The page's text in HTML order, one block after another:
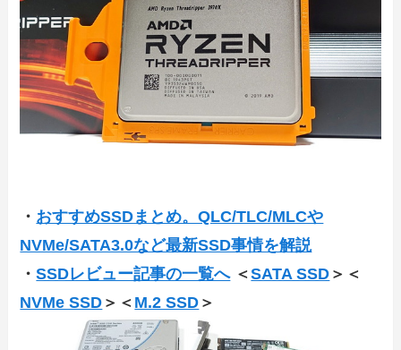
・ おすすめSSDまとめ。QLC/TLC/MLCや
NVMe/SATA3.0など最新SSD事情を解説
・SSDレビュー記事の一覧へ＜SATA SSD ＞＜
NVMe SSD ＞＜ M.2 SSD ＞